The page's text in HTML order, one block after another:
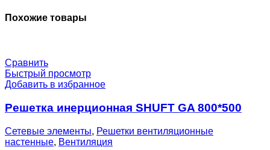
Похожие товары
Сравнить
Быстрый просмотр
Добавить в избранное
Решетка инерционная SHUFT GA 800*500
Сетевые элементы, Решетки вентиляционные
настенные, Вентиляция